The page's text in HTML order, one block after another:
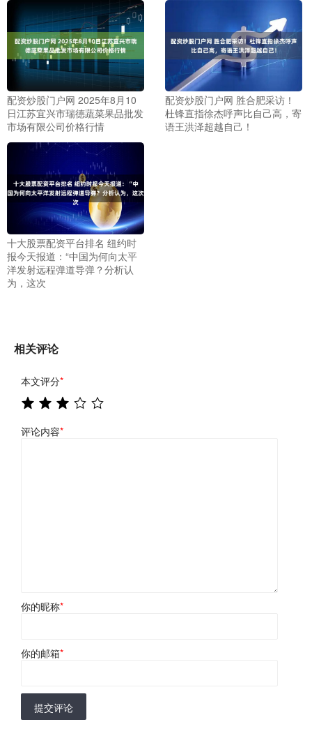
配资炒股门户网 2025年8月10
日江苏宜兴市瑞德蔬菜果品批发
市场有限公司价格行情
配资炒股门户网 胜合肥采访！
杜锋直指徐杰呼声比自己高，寄
语王洪泽超越自己！
十大股票配资平台排名 纽约时
报今天报道：“中国为何向太平
洋发射远程弹道导弹？分析认
为，这次
相关评论
本文评分*
评论内容*
你的昵称*
你的邮箱*
提交评论